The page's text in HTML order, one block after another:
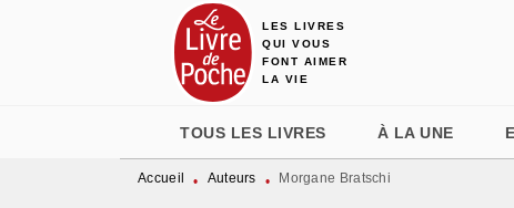
MENU RECHERCHE
LES LIVRES
QUI VOUS
FONT AIMER
LA VIE
TOUS LES LIVRES À LA UNE
Accueil • Auteurs • Morgane Bratschi